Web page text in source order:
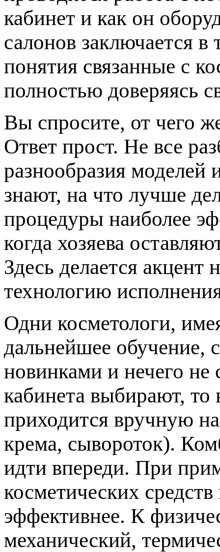
кабинет и как он
салонов заключается
понятия связанные с
полностью доверяясь
Вы спросите, от чего
Ответ прост. Не все
разнообразия моделей
знают, на что лучше
процедуры наиболее
когда хозяева
Здесь делается акцент
технологию
Одни косметологи,
дальнейшее обучение,
новинками и нечего
кабинета выбирают, то
приходится вручную
крема, сывороток).
идти впереди. При
косметических
эффективнее. К
механический,